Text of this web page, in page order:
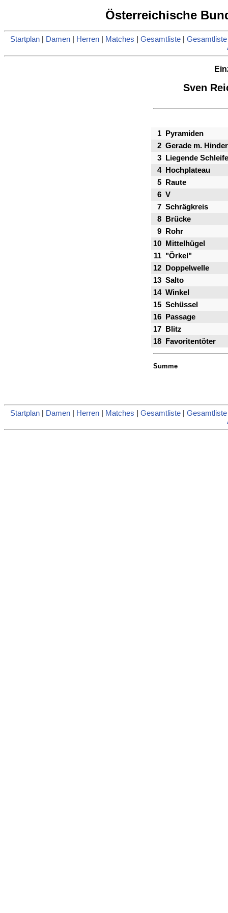
Österreichische
Startplan| Damen| Herren| Matches Gesamtliste|
Sven
1
Pyramiden
2 Gerade m.
3
Liegende Schleife
4
Hochplateau
5
Raute
6 V
7 Schrägkreis
8
Brücke
9
Rohr
10
Mittelhügel
11 "Örkel"
12
Doppelwelle
13 Salto
14 Winkel
15 Schüssel
16
Passage
17
Blitz
18
Favoritentöter
Summe
Startplan| Damen| Herren| Matches Gesamtliste|